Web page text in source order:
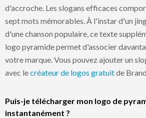
d'accroche. Les slogans efficaces
sept mots mémorables. À l'instar d'un
d'une chanson populaire, ce texte
logo pyramide permet d'associer
votre marque. Vous pouvez ajouter un
avec lecréateur de logos gratuitde
Puis-je télécharger mon logo de
instantanément ?